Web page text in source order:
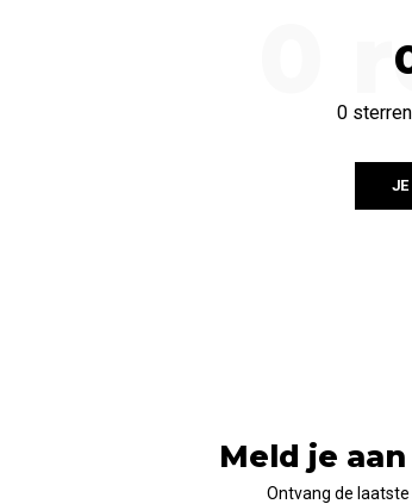
0
0
JE
Meld je
Ontvang de